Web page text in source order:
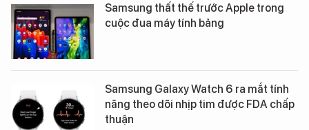
Samsung thất thế trước Apple trong
cuộc đua máy tính bảng
Samsung Galaxy Watch 6 ra mắt tính
năng theo dõi nhịp tim được FDA chấp
thuận